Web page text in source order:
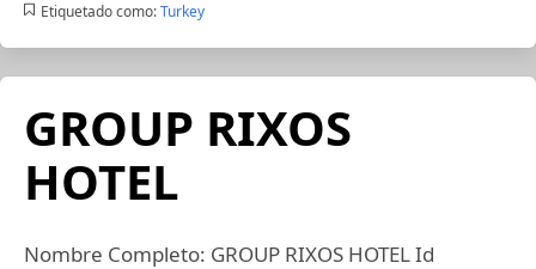
Etiquetado como: Turkey
GROUP RIXOS
HOTEL
Nombre Completo: GROUP RIXOS HOTEL Id